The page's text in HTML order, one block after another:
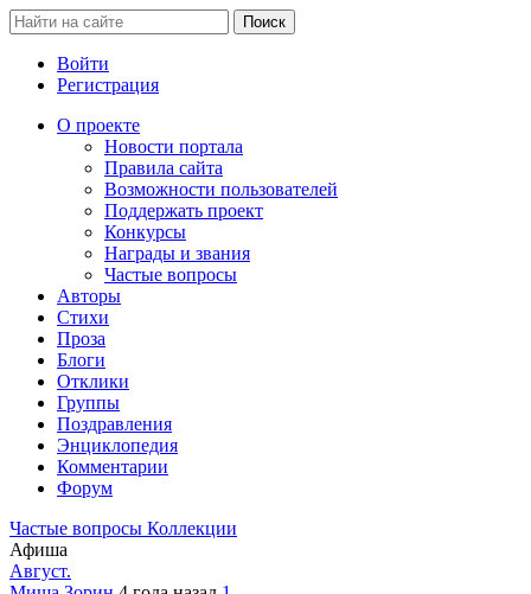
Войти
Регистрация
О проекте
Новости портала
Правила сайта
Возможности пользователей
Поддержать проект
Конкурсы
Награды и звания
Частые вопросы
Авторы
Стихи
Проза
Блоги
Отклики
Группы
Поздравления
Энциклопедия
Комментарии
Форум
Частые вопросы Коллекции
Афиша
Август.